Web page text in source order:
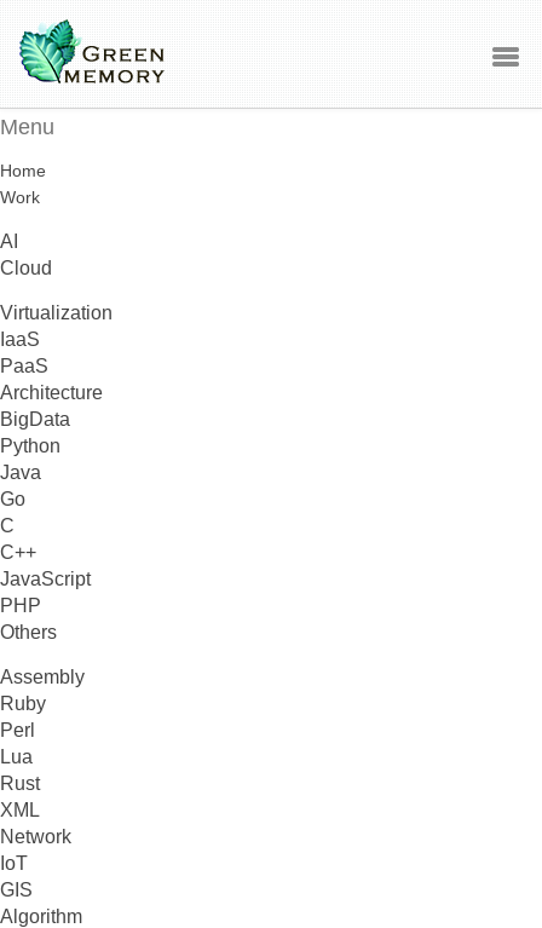
Menu
Home
Work
AI
Cloud
Virtualization
IaaS
PaaS
Architecture
BigData
Python
Java
Go
C
C++
JavaScript
PHP
Others
Assembly
Ruby
Perl
Lua
Rust
XML
Network
IoT
GIS
Algorithm